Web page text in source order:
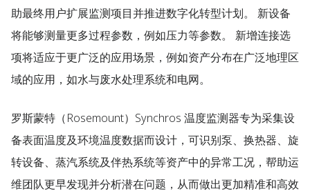
助最终用户扩展监测项目并推进数字化转型计划。 新设备
将能够测量更多过程参数，例如压力等参数。 新增连接选
项将适应于更广泛的应用场景，例如资产分布在广泛地理区
域的应用，如水与废水处理系统和电网。
罗斯蒙特（Rosemount）Synchros 温度监测器专为采集设
备表面温度及环境温度数据而设计，可识别泵、换热器、旋
转设备、蒸汽系统及伴热系统等资产中的异常工况，帮助运
维团队更早发现并分析潜在问题，从而做出更加精准和高效